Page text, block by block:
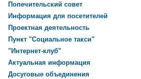
Попечительский совет
Информация для посетителей
Проектная деятельность
Пункт "Социальное такси"
"Интернет-клуб"
Актуальная информация
Досуговые объединения